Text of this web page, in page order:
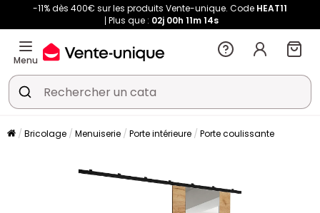
-11% dès 400€ sur les produits Vente-unique. Code HEAT11
Plus que : 02j 00h 11m 14s
Menu
Bricolage Menuiserie Porte intérieure Porte coulissante